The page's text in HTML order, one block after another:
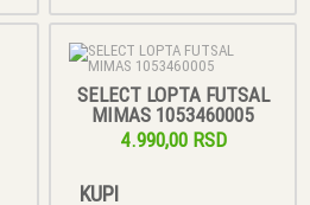
SELECT LOPTA FUTSAL
MIMAS 1053460005
4.990,00 RSD
KUPI